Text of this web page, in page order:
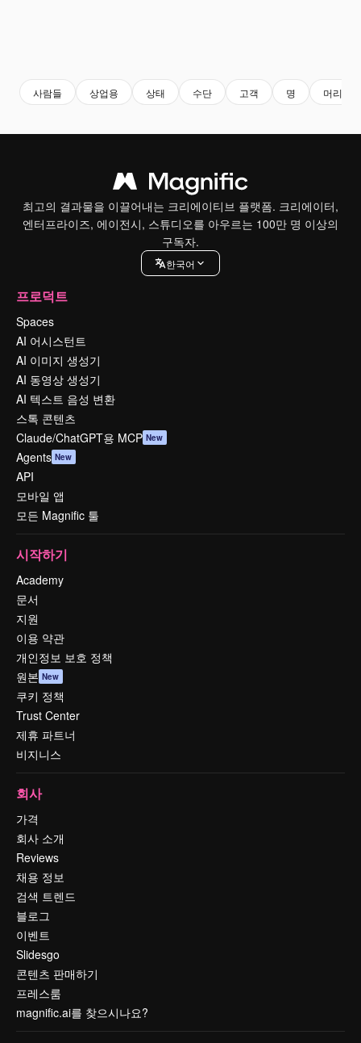
사람들 상업용 상태 수단 고객 명 머리
최고의 결과물을 이끌어내는 크리에이티브 플랫폼. 크리에이터,
엔터프라이즈, 에이전시, 스튜디오를 아우르는 100만 명 이상의
구독자.
한국어
프로덕트
Spaces
AI 어시스턴트
AI 이미지 생성기
AI 동영상 생성기
AI 텍스트 음성 변환
스톡 콘텐츠
Claude/ChatGPT용 MCP New
Agents New
API
모바일 앱
모든 Magnific 툴
시작하기
Academy
문서
지원
이용 약관
개인정보 보호 정책
원본 New
쿠키 정책
Trust Center
제휴 파트너
비지니스
회사
가격
회사 소개
Reviews
채용 정보
검색 트렌드
블로그
이벤트
Slidesgo
콘텐츠 판매하기
프레스룸
magnific.ai를 찾으시나요?